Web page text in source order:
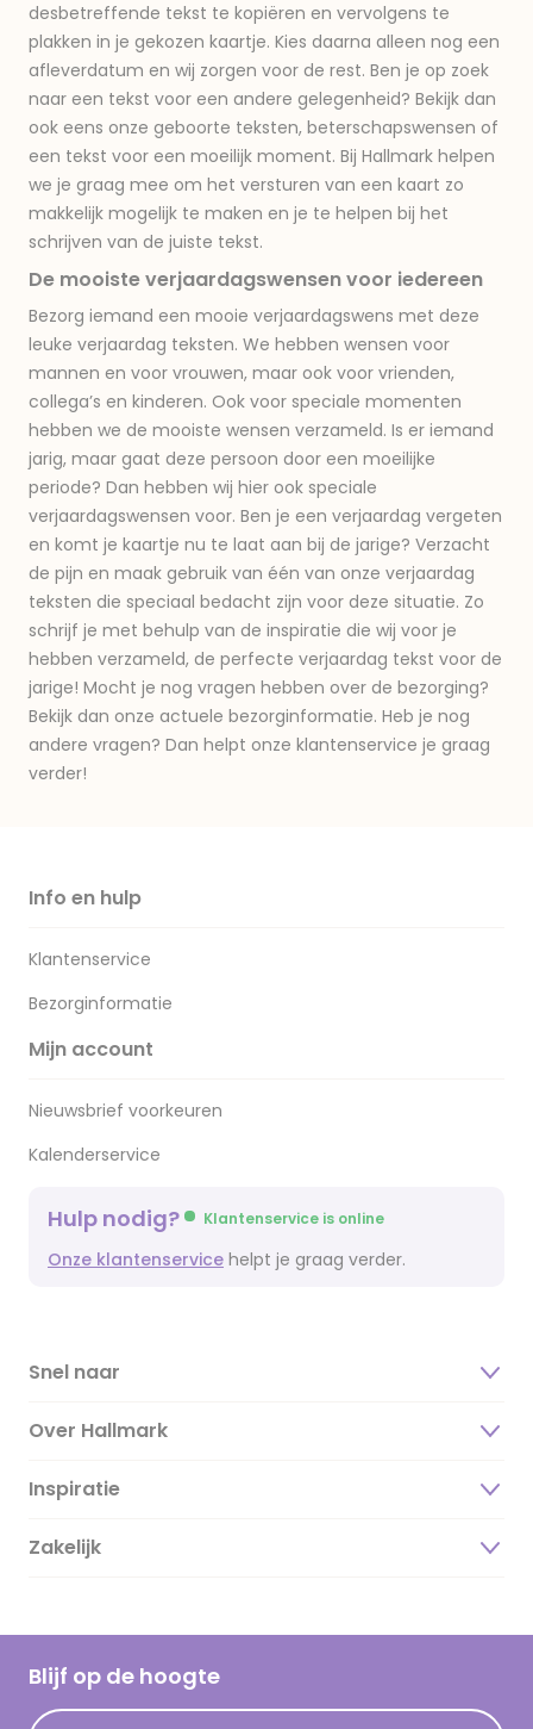
desbetreffende tekst te kopiëren en vervolgens te
plakken in je gekozen kaartje. Kies daarna alleen nog een
afleverdatum en wij zorgen voor de rest. Ben je op zoek
naar een tekst voor een andere gelegenheid? Bekijk dan
ook eens onze geboorte teksten, beterschapswensen of
een tekst voor een moeilijk moment. Bij Hallmark helpen
we je graag mee om het versturen van een kaart zo
makkelijk mogelijk te maken en je te helpen bij het
schrijven van de juiste tekst.
De mooiste verjaardagswensen voor iedereen
Bezorg iemand een mooie verjaardagswens met deze
leuke verjaardag teksten. We hebben wensen voor
mannen en voor vrouwen, maar ook voor vrienden,
collega’s en kinderen. Ook voor speciale momenten
hebben we de mooiste wensen verzameld. Is er iemand
jarig, maar gaat deze persoon door een moeilijke
periode? Dan hebben wij hier ook speciale
verjaardagswensen voor. Ben je een verjaardag vergeten
en komt je kaartje nu te laat aan bij de jarige? Verzacht
de pijn en maak gebruik van één van onze verjaardag
teksten die speciaal bedacht zijn voor deze situatie. Zo
schrijf je met behulp van de inspiratie die wij voor je
hebben verzameld, de perfecte verjaardag tekst voor de
jarige! Mocht je nog vragen hebben over de bezorging?
Bekijk dan onze actuele bezorginformatie. Heb je nog
andere vragen? Dan helpt onze klantenservice je graag
verder!
Info en hulp
Klantenservice
Bezorginformatie
Mijn account
Nieuwsbrief voorkeuren
Kalenderservice
Hulp nodig? Klantenservice is online
Onze klantenservice helpt je graag verder.
Snel naar
Over Hallmark
Over ons
Duurzaamheid
Hallmark Kaartclub
Acties
Inspiratie
Magazine
Cadeau inspiratie
Kaartinspiratie
Zakelijk
Blijf op de hoogte